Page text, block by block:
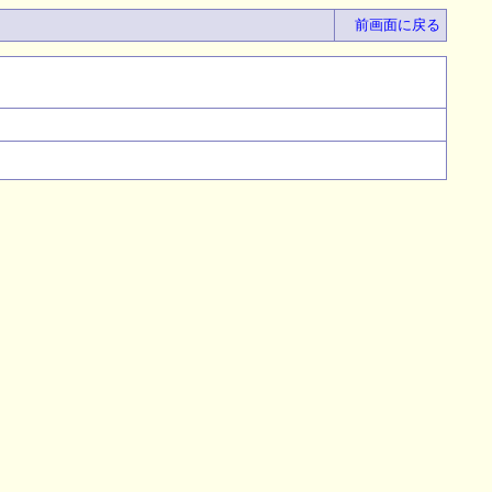
前画面に戻る